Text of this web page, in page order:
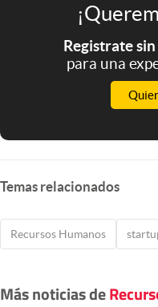
Registrate
para una
Temas relacionados
Recursos Humanos
Más noticias de